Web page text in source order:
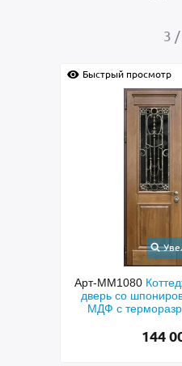
3 /
Быстрый просмотр
Арт-ММ1080
дверь со
МДФ с
144